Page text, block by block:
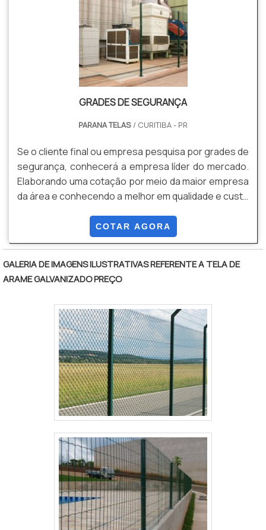
Paraná Telas é uma empresa que tem se destacado
da concorrência por toda seriedade e qualidade, o
que garante o sucesso aos parceiros de ponta a
Versatilidade de Aplicações, Conformidade com
Normas de Segurança, entre outras
GRADES DE SEGURANÇA
PARANA TELAS / CURITIBA - PR
Se o cliente final ou empresa pesquisa por grades de
segurança, conhecerá a empresa líder do mercado.
Elaborando uma cotação por meio da maior empresa
da área e conhecendo a melhor em qualidade e custo
com a melhor mão de obra da Paraná Telas o cliente
obterá ótima qualidade com soluções para gradis,
necessário para a fixação deste tipo de cercamento.
MAIS INFORMAÇÕES INTERESSANTES SOBRE
seus esforços em oferecer aos parceiros uma
estrutura com escritório de alta qualidade onde são
realizadas as atividades e estrutura suficiente para
atender todas as demandas, tudo isso para oferecer
grades de segurança com ótima qualidade. Há muitas
maneiras eficientes de uma empresa demonstrar
competência, excelência e destaque em sua área de
atuação. A Paraná Telas se mostra referência por
qualquer outro produto necessário para a fixação
deste tipo de cercamento; Atendimento de forma
personalizada para cada cliente; Profissionais com
vasta experiência na área de atuação; Equipe
multidisciplinar de consultores associados. Sem
perder o foco em grades de segurança, deve-se
COTAR AGORA
GALERIA DE IMAGENS ILUSTRATIVAS REFERENTE A TELA DE
ARAME GALVANIZADO PREÇO